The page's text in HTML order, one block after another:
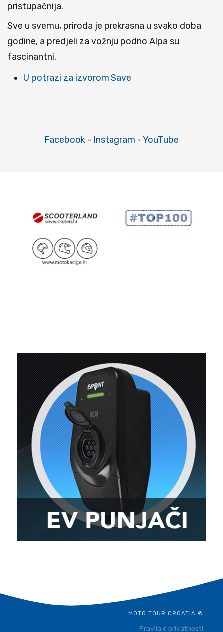
pristupačnija.
Sve u svemu, priroda je prekrasna u svako doba
godine, a predjeli za vožnju podno Alpa su
fascinantni.
U potrazi za izvorom Save
Facebook - Instagram -YouTube
MOTO TOUR CROATIA ©
Pravila o privatnosti